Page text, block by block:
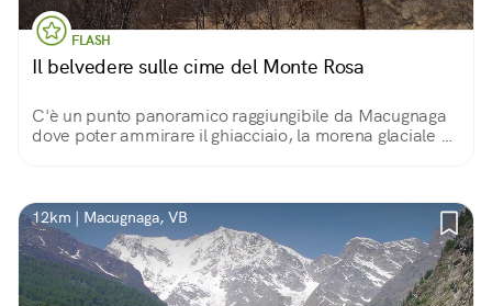
FLASH
Il belvedere sulle cime del Monte Rosa
C'è un punto panoramico raggiungibile da Macugnaga
dove poter ammirare il ghiacciaio, la morena glaciale e
12km | Macugnaga, VB